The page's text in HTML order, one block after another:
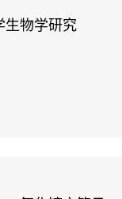
生物学研究